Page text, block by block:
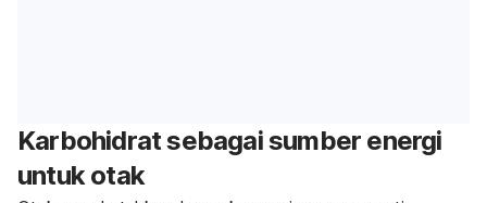
Karbohidrat sebagai sumber energi
untuk otak